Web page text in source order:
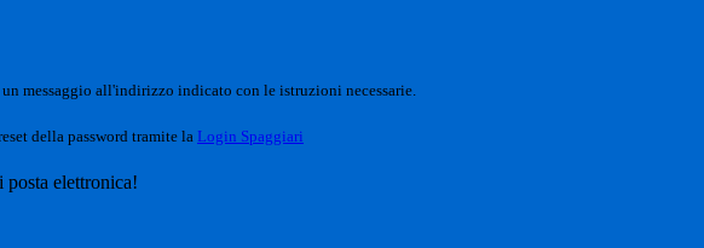
messaggio all'indirizzo indicato con le istruzioni necessarie.
della password tramite la Login Spaggiari
elettronica!